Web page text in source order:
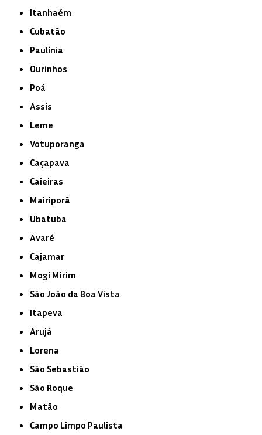
Itanhaém
Cubatão
Paulínia
Ourinhos
Poá
Assis
Leme
Votuporanga
Caçapava
Caieiras
Mairiporã
Ubatuba
Avaré
Cajamar
Mogi Mirim
São João da Boa Vista
Itapeva
Arujá
Lorena
São Sebastião
São Roque
Matão
Campo Limpo Paulista